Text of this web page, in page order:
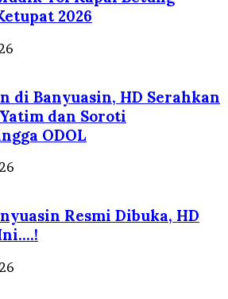
2026
di Banyuasin, HD Serahkan
dan Soroti
ODOL
Resmi Dibuka, HD